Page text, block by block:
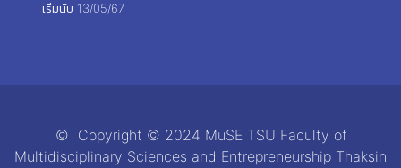
เริ่มนับ 13/05/67
© Copyright © 2024 MuSE TSU Faculty of
Multidisciplinary Sciences and Entrepreneurship Thaksin